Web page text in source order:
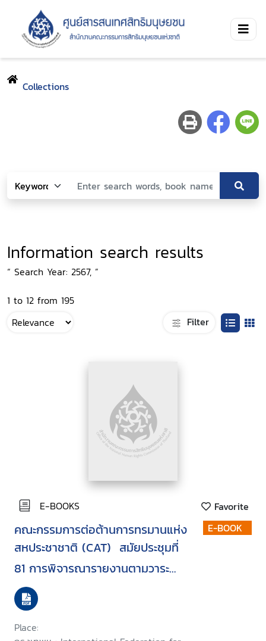
Collections
Information search results
“ Search Year: 2567, ”
1 to 12 from 195
Filter
E-BOOKS Favorite
คณะกรรมการต่อต้านการทรมานแห่ง
สหประชาชาติ (CAT)  สมัยประชุมที่
81 การพิจารณารายงานตามวาระ
ฉบับทีสองของประเทศไทย
Place:
E-BOOK